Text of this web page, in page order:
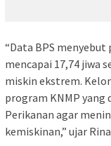
“Data BPS menyebut
mencapai 17,74 jiwa
miskin ekstrem.
program KNMP yang
Perikanan agar
kemiskinan,” ujar